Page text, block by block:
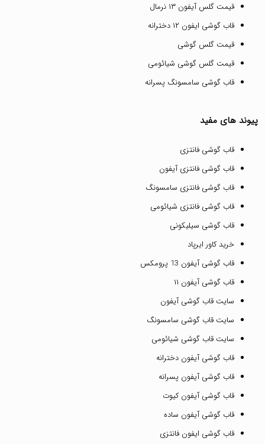
قیمت گلس آیفون ۱۳ نرمال
قاب گوشی ایفون ۱۲ دخترانه
قیمت گلس گوشی
قیمت گلس گوشی شیائومی
قاب گوشی سامسونگ پسرانه
پیوند های مفید
قاب گوشی فانتزی
قاب گوشی فانتزی آیفون
قاب گوشی فانتزی سامسونگ
قاب گوشی فانتزی شیائومی
قاب گوشی سیلیکونی
خرید کاور ایرپاد
قاب گوشی آیفون 13 پرومکس
قاب گوشی آیفون ۱۱
سایت قاب گوشی آیفون
سایت قاب گوشی سامسونگ
سایت قاب گوشی شیائومی
قاب گوشی آیفون دخترانه
قاب گوشی آیفون پسرانه
قاب گوشی آیفون کیوت
قاب گوشی آیفون ساده
قاب گوشی ایفون فانتزی